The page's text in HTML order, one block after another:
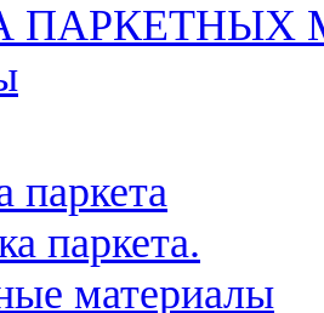
паркета
паркета.
материалы